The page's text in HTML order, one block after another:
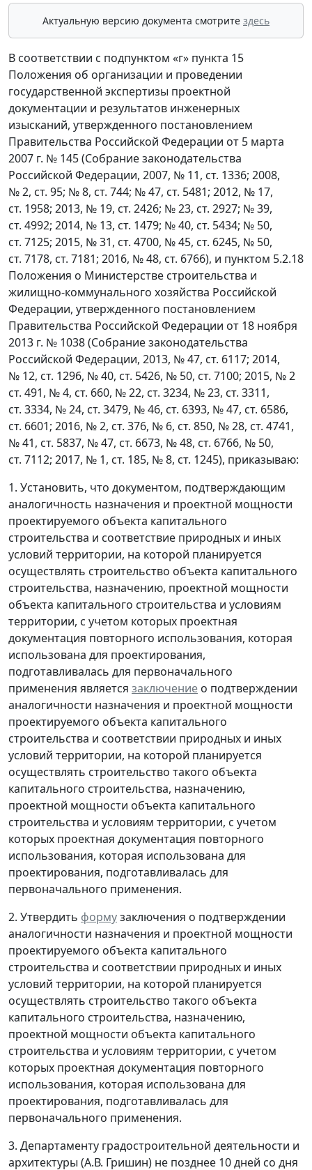
Актуальную версию документа смотрите здесь
В соответствии с подпунктом «г» пункта 15
Положения об организации и проведении
государственной экспертизы проектной
документации и результатов инженерных
изысканий, утвержденного постановлением
Правительства Российской Федерации от 5 марта
2007 г. № 145 (Собрание законодательства
Российской Федерации, 2007, № 11, ст. 1336; 2008,
№ 2, ст. 95; № 8, ст. 744; № 47, ст. 5481; 2012, № 17,
ст. 1958; 2013, № 19, ст. 2426; № 23, ст. 2927; № 39,
ст. 4992; 2014, № 13, ст. 1479; № 40, ст. 5434; № 50,
ст. 7125; 2015, № 31, ст. 4700, № 45, ст. 6245, № 50,
ст. 7178, ст. 7181; 2016, № 48, ст. 6766), и пунктом 5.2.18
Положения о Министерстве строительства и
жилищно-коммунального хозяйства Российской
Федерации, утвержденного постановлением
Правительства Российской Федерации от 18 ноября
2013 г. № 1038 (Собрание законодательства
Российской Федерации, 2013, № 47, ст. 6117; 2014,
№ 12, ст. 1296, № 40, ст. 5426, № 50, ст. 7100; 2015, № 2
ст. 491, № 4, ст. 660, № 22, ст. 3234, № 23, ст. 3311,
ст. 3334, № 24, ст. 3479, № 46, ст. 6393, № 47, ст. 6586,
ст. 6601; 2016, № 2, ст. 376, № 6, ст. 850, № 28, ст. 4741,
№ 41, ст. 5837, № 47, ст. 6673, № 48, ст. 6766, № 50,
ст. 7112; 2017, № 1, ст. 185, № 8, ст. 1245), приказываю:
1. Установить, что документом, подтверждающим
аналогичность назначения и проектной мощности
проектируемого объекта капитального
строительства и соответствие природных и иных
условий территории, на которой планируется
осуществлять строительство объекта капитального
строительства, назначению, проектной мощности
объекта капитального строительства и условиям
территории, с учетом которых проектная
документация повторного использования, которая
использована для проектирования,
подготавливалась для первоначального
применения является заключение о подтверждении
аналогичности назначения и проектной мощности
проектируемого объекта капитального
строительства и соответствии природных и иных
условий территории, на которой планируется
осуществлять строительство такого объекта
капитального строительства, назначению,
проектной мощности объекта капитального
строительства и условиям территории, с учетом
которых проектная документация повторного
использования, которая использована для
проектирования, подготавливалась для
первоначального применения.
2. Утвердить формузаключения о подтверждении
аналогичности назначения и проектной мощности
проектируемого объекта капитального
строительства и соответствии природных и иных
условий территории, на которой планируется
осуществлять строительство такого объекта
капитального строительства, назначению,
проектной мощности объекта капитального
строительства и условиям территории, с учетом
которых проектная документация повторного
использования, которая использована для
проектирования, подготавливалась для
первоначального применения.
3. Департаменту градостроительной деятельности и
архитектуры (А.В. Гришин) не позднее 10 дней со дня